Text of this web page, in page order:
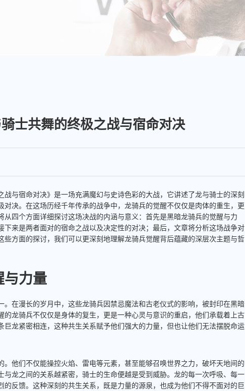
士共舞的终极之战与宿命对决
战与宿命对决》是一场充满魔幻与史诗色彩的大战，它讲述了龙与骑士的深刻
决。在这场历经千年传承的战争中，龙骑兵的觉醒不仅仅是肉体的重生，更
四个方面详细探讨这场决战的内涵与意义：首先是黑暗龙骑兵的觉醒与力
来是两者面对的宿命之战以及决定性的对决；最后，文章将分析这场战争对
方面的探讨，我们可以更深刻地理解龙骑兵觉醒背后蕴藏的深层次主题与哲
与力量
在漫长的岁月中，这些龙骑兵因禁忌魔法和古老仪式的影响，被封印在黑暗
龙骑兵不仅仅是身体的复生，更是一种心灵与意识的重启，他们承载着上古
巨龙紧密相连，这种共生关系赋予他们强大的力量，但也让他们无法摆脱命运
他们不仅能操控火焰、雷电等元素，甚至能够召唤世界之力，破坏天地间的
龙之间的关系越紧密，骑士的生命便越是受到威胁。龙的每一次呼吸、每一
反馈。这种深刻的共生关系，既是力量的源泉，也成为他们不得不面对的巨